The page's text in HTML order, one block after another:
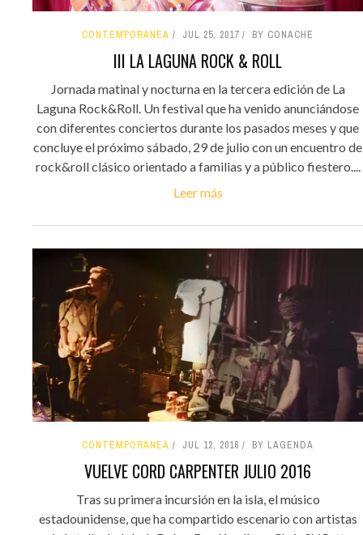
CONTEMPORÁNEA JUL 25, 2017 BY CONACHE
III LA LAGUNA ROCK & ROLL
Jornada matinal y nocturna en la tercera edición de La
Laguna Rock&Roll. Un festival que ha venido anunciándose
con diferentes conciertos durante los pasados meses y que
concluye el próximo sábado, 29 de julio con un encuentro de
rock&roll clásico orientado a familias y a público fiestero....
Leer más
CONTEMPORÁNEA JUL 12, 2016 BY LAGENDA
VUELVE CORD CARPENTER JULIO 2016
Tras su primera incursión en la isla, el músico
estadounidense, que ha compartido escenario con artistas